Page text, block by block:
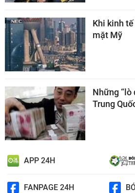
Khi kinh
mặt Mỹ
Những “lò
Trung
APP 24H
FANPAGE 24H